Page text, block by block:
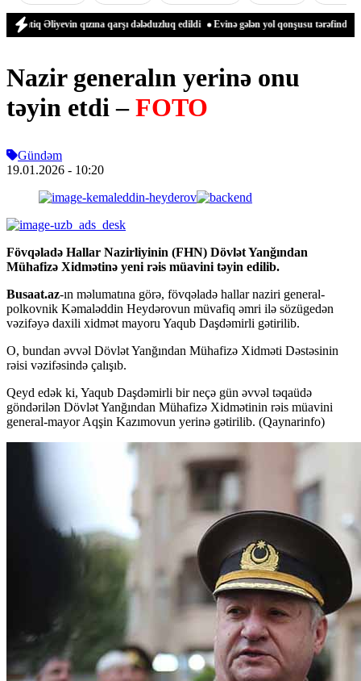
Əliyevin qızına qarşı dələduzluq edildi Evinə gələn yol qonşusu tərəfindən zəbt
Nazir generalın yerinə onu
təyin etdi –FOTO
Gündəm
19.01.2026 - 10:20
Fövqəladə Hallar Nazirliyinin (FHN) Dövlət Yanğından
Mühafizə Xidmətinə yeni rəis müavini təyin edilib.
Busaat.az-ın məlumatına görə, fövqəladə hallar naziri general-
polkovnik Kəmaləddin Heydərovun müvafiq əmri ilə sözügedən
vəzifəyə daxili xidmət mayoru Yaqub Daşdəmirli gətirilib.
O, bundan əvvəl Dövlət Yanğından Mühafizə Xidməti Dəstəsinin
rəisi vəzifəsində çalışıb.
Qeyd edək ki, Yaqub Daşdəmirli bir neçə gün əvvəl təqaüdə
göndərilən Dövlət Yanğından Mühafizə Xidmətinin rəis müavini
general-mayor Aqşin Kazımovun yerinə gətirilib. (Qaynarinfo)